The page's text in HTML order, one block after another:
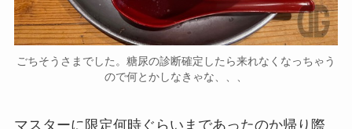
ごちそうさまでした。糖尿の診断確定したら来れなくなっちゃう
ので何とかしなきゃな、、、
マスターに限定何時ぐらいまであったのか帰り際